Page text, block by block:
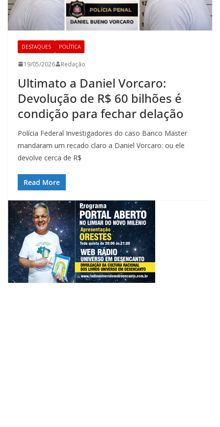
DESTAQUES POLÍTICA
19/05/2026 Redação
Ultimato a Daniel Vorcaro:
Devolução de R$ 60 bilhões é
condição para fechar delação
Polícia Federal Investigadores do caso Banco Master
mandaram um recado claro a Daniel Vorcaro: ou ele
devolve cerca de R$
Read More